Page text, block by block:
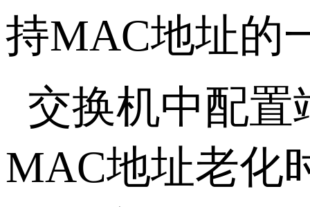
持MAC地址的
交换机中配
MAC地址老化